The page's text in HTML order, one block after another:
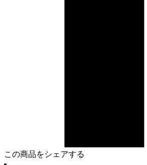
この商品をシェアする